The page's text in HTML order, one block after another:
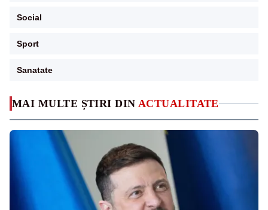
MAI MULTE ȘTIRI DIN ACTUALITATE
Social
Sport
Sanatate